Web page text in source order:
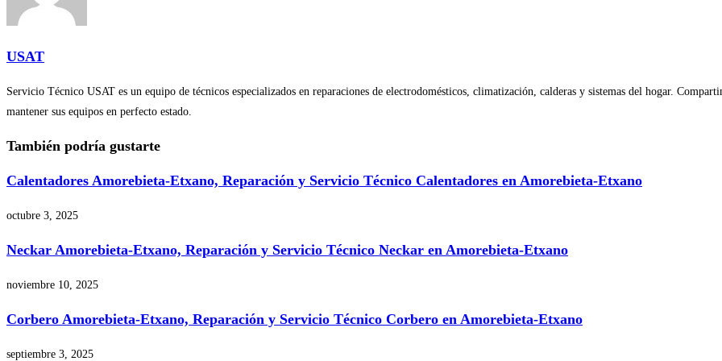
USAT
Servicio Técnico USAT es un equipo de técnicos especializados en reparaciones de electrodomésticos, climatización, calderas y sistemas del hogar.
mantener sus equipos en perfecto estado.
También podría gustarte
Calentadores Amorebieta-Etxano, Reparación y Servicio Técnico Calentadores en Amorebieta-Etxano
octubre 3, 2025
Neckar Amorebieta-Etxano, Reparación y Servicio Técnico Neckar en Amorebieta-Etxano
noviembre 10, 2025
Corbero Amorebieta-Etxano, Reparación y Servicio Técnico Corbero en Amorebieta-Etxano
septiembre 3, 2025